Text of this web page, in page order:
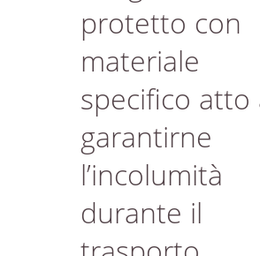
protetto con
materiale
specifico atto
garantirne
l’incolumità
durante il